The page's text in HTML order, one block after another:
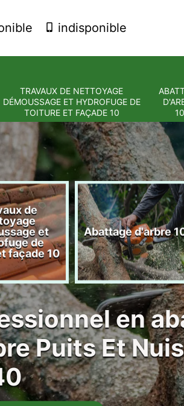
indisponible
TRAVAUX DE NETTOYAGE
DÉMOUSSAGE ET HYDROFUGE DE
TOITURE ET FAÇADE 10
10
de
et
de
façade 10
Abattage d'arbre
en
Puits Et